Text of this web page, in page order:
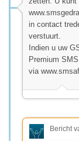
in contact
verstuurt.
Indien u uw
Premium
via
Bericht